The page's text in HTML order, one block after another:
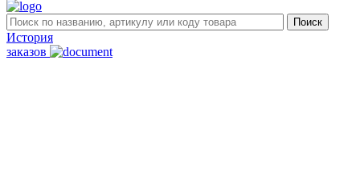
История
заказов